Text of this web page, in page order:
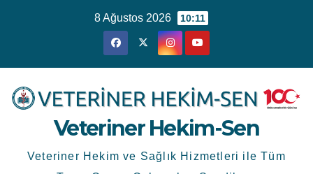
8 Ağustos 2026 10:11
Veteriner Hekim-Sen
Veteriner Hekim ve Sağlık Hizmetleri ile Tüm